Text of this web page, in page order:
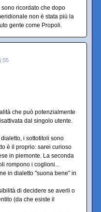
ricordato che dopo
non è stata più la
gente come Propoli.
che può potenzialmente
dal singolo utente.
i sottotitoli sono
è il proprio: sarei curioso
in piemonte. La seconda
rompono i coglioni...
in dialetto "suona bene" in
di decidere se averli o
(da che esiste il